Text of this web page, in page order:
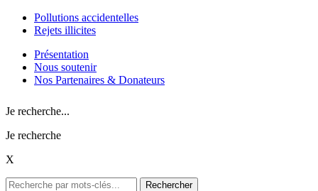
Pollutions accidentelles
Rejets illicites
Présentation
Nous soutenir
Nos Partenaires & Donateurs
Je recherche...
Je recherche
X
Rechercher